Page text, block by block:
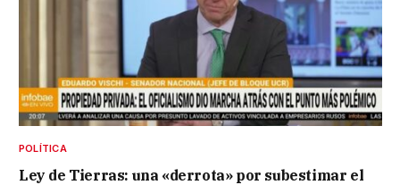
POLÍTICA
Ley de Tierras: una «derrota» por subestimar el